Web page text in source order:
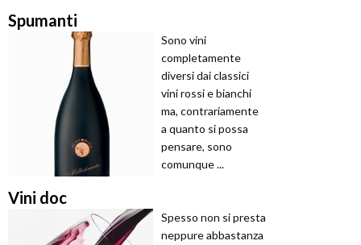
Spumanti
Sono vini
completamente
diversi dai classici
vini rossi e bianchi
ma, contrariamente
a quanto si possa
pensare, sono
comunque ...
Vini doc
Spesso non si presta
neppure abbastanza